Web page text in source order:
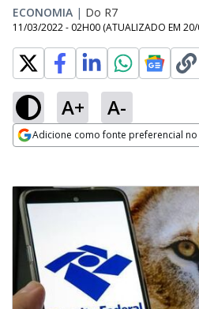
ECONOMIA | Do R7
11/03/2022 - 02H00 (ATUALIZADO EM
A+ A-
Adicione como fonte preferencial no